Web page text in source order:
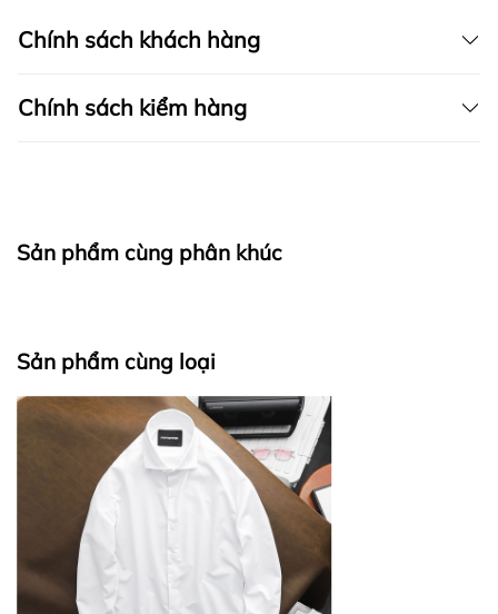
Chính sách khách hàng
Chính sách kiểm hàng
Bước 2:
Sản phẩm cùng phân khúc
Sản phẩm cùng loại